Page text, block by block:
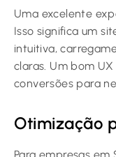
Uma excelente
Isso significa um
intuitiva,
claras. Um bom
conversões para
Otimização